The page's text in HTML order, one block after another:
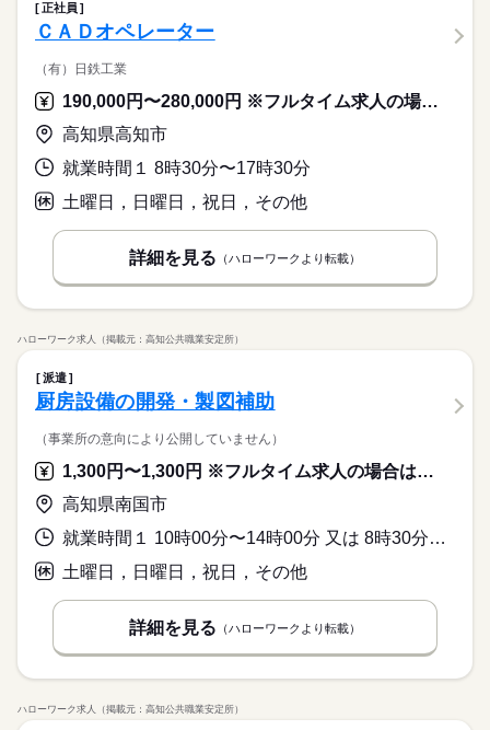
正社員
ＣＡＤオペレーター
（有）日鉄工業
190,000円〜280,000円 ※フルタイム求人の場合は月額（換算額）、パート求人の場合は時間額を表示しています。
高知県高知市
就業時間１ 8時30分〜17時30分
土曜日，日曜日，祝日，その他
詳細を見る （ハローワークより転載）
ハローワーク求人（掲載元：高知公共職業安定所）
派遣
厨房設備の開発・製図補助
（事業所の意向により公開していません）
1,300円〜1,300円 ※フルタイム求人の場合は月額（換算額）、パート求人の場合は時間額を表示しています。
高知県南国市
就業時間１ 10時00分〜14時00分 又は 8時30分〜17時30分の時間の間の4時間程度
土曜日，日曜日，祝日，その他
詳細を見る （ハローワークより転載）
ハローワーク求人（掲載元：高知公共職業安定所）